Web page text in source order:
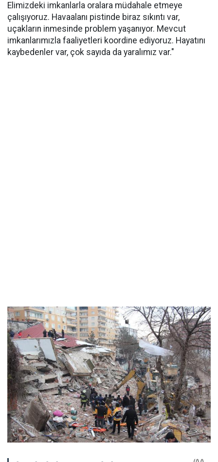
Elimizdeki imkanlarla oralara müdahale etmeye
çalışıyoruz. Havaalanı pistinde biraz sıkıntı var,
uçakların inmesinde problem yaşanıyor. Mevcut
imkanlarımızla faaliyetleri koordine ediyoruz. Hayatını
kaybedenler var, çok sayıda da yaralımız var."